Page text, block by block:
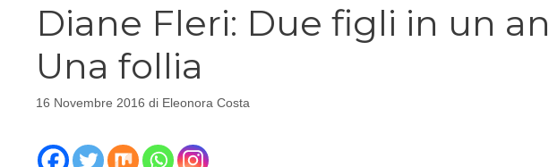
Diane Fleri: Due figli in un
Una follia
16 Novembre 2016 di Eleonora Costa